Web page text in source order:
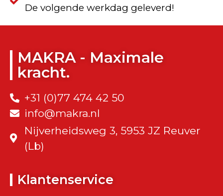
De volgende werkdag geleverd!
MAKRA - Maximale
kracht.
+31 (0)77 474 42 50
info@makra.nl
Nijverheidsweg 3, 5953 JZ Reuver
(Lb)
Klantenservice